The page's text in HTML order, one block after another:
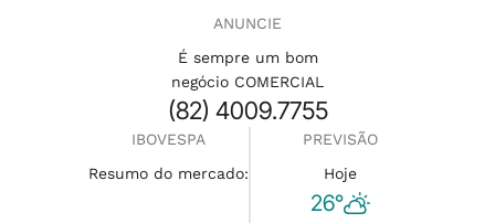
ANUNCIE
É sempre um bom
negócio COMERCIAL
(82) 4009.7755
IBOVESPA
Resumo do mercado:
PREVISÃO
Hoje
26°